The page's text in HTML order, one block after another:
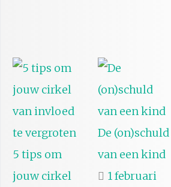
5 tips om
jouw cirkel
De (on)schuld
van een kind
1 februari